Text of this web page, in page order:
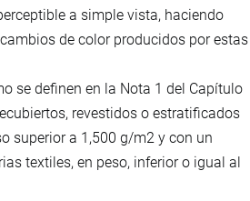
a simple vista, haciendo
de color producidos por estas
se definen en la Nota 1 del Capítulo
revestidos o estratificados
superior a 1,500 g/m2 y con un
textiles, en peso, inferior o igual al